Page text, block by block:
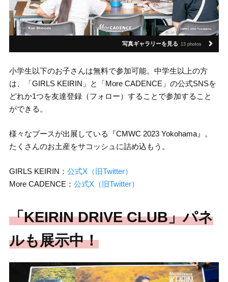
写真ギャラリーを見る 13 photos
小学生以下のお子さんは無料で参加可能。中学生以上の方
は、「GIRLS KEIRIN」と「More CADENCE」の公式SNSを
どれか1つを友達登録（フォロー）することで参加すること
ができる。
様々なブースが出展している『CMWC 2023 Yokohama』。
たくさんのお土産をサコッシュに詰め込もう。
GIRLS KEIRIN： 公式X（旧Twitter）
More CADENCE： 公式X（旧Twitter）
「KEIRIN DRIVE CLUB」パネ
ルも展示中！